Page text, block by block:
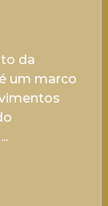
da
um marco